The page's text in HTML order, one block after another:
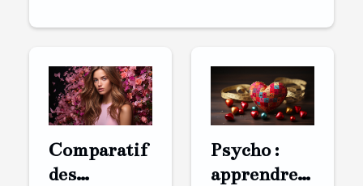
Comparatif
des
Psycho :
apprendre à